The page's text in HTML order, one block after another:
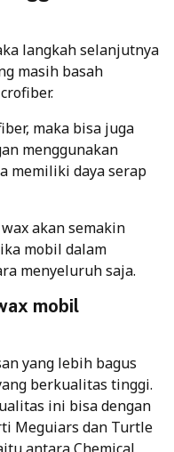
langkah selanjutnya
masih basah
maka bisa juga
menggunakan
memiliki daya serap
akan semakin
mobil dalam
menyeluruh saja.
mobil
yang lebih bagus
berkualitas tinggi.
ini bisa dengan
Meguiars dan Turtle